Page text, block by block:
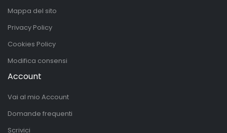
Mappa del sito
Privacy Policy
Cookies Policy
Modifica consensi
Account
Vai al mio Account
Domande frequenti
Scrivici